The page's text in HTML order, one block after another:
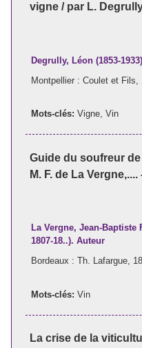
vigne / par L.
Degrully, Léon (1853-
Montpellier : Coulet et Fils,
Mots-clés: Vigne, Vin
Guide du soufreur
M. F. de La
La Vergne, Jean-Baptiste
1807-18..). Auteur
Bordeaux : Th. Lafargue,
Mots-clés: Vin
La crise de la